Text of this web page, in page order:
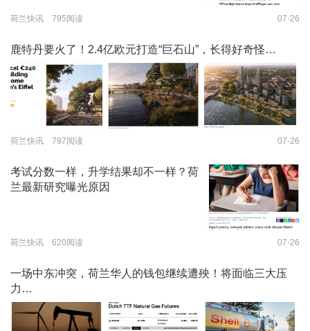
荷兰快讯 795阅读 07-26
鹿特丹要火了！2.4亿欧元打造“巨石山”，长得好奇怪…
荷兰快讯 797阅读 07-26
考试分数一样，升学结果却不一样？荷
兰最新研究曝光原因
荷兰快讯 620阅读 07-26
一场中东冲突，荷兰华人的钱包继续遭殃！将面临三大压
力…